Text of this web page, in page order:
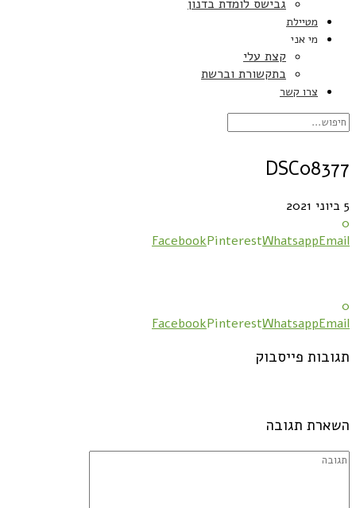
גבישס לומדת בדנון
מטיילת
מי אני
קצת עלי
בתקשורת וברשת
צרו קשר
DSC08377
5 ביוני 2021
0
FacebookPinterestWhatsappEmail
0
FacebookPinterestWhatsappEmail
תגובות פייסבוק
השארת תגובה